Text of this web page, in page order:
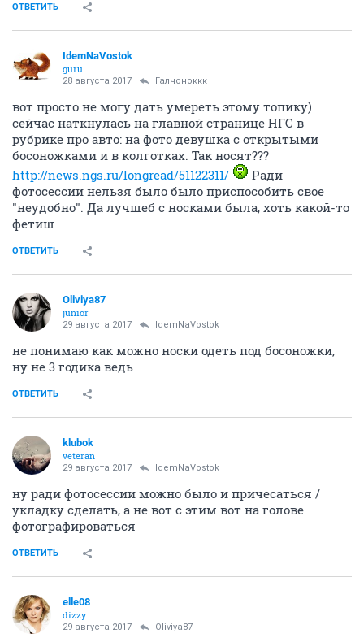
ОТВЕТИТЬ
IdemNaVostok
guru
28 августа 2017 Галчоноккк
вот просто не могу дать умереть этому топику)
сейчас наткнулась на главной странице НГС в
рубрике про авто: на фото девушка с открытыми
босоножками и в колготках. Так носят???
http://news.ngs.ru/longread/51122311/
Ради
фотосессии нельзя было было приспособить свое
"неудобно". Да лучшеб с носками была, хоть какой-то
фетиш
ОТВЕТИТЬ
Oliviya87
junior
29 августа 2017 IdemNaVostok
не понимаю как можно носки одеть под босоножки,
ну не 3 годика ведь
ОТВЕТИТЬ
klubok
veteran
29 августа 2017 IdemNaVostok
ну ради фотосессии можно было и причесаться /
укладку сделать, а не вот с этим вот на голове
фотографироваться
ОТВЕТИТЬ
elle08
dizzy
29 августа 2017 Oliviya87